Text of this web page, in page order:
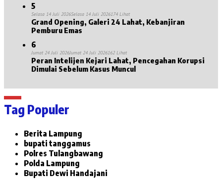
5
Selasa 14 Juli 2026Selasa 14 Juli 2026174 Lihat
Grand Opening, Galeri 24 Lahat, Kebanjiran
Pemburu Emas
6
Jumat 24 Juli 2026Jumat 24 Juli 2026162 Lihat
Peran Intelijen Kejari Lahat, Pencegahan Korupsi
Dimulai Sebelum Kasus Muncul
Tag Populer
Berita Lampung
bupati tanggamus
Polres Tulangbawang
Polda Lampung
Bupati Dewi Handajani